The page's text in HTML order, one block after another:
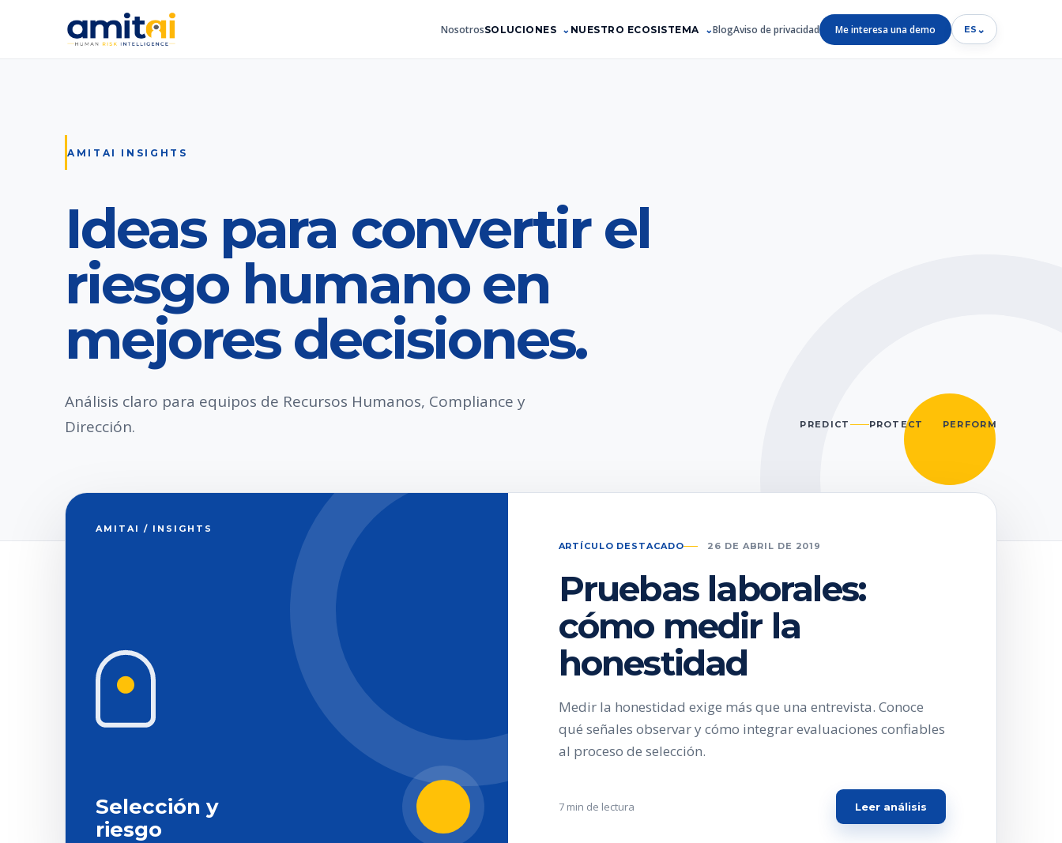
NosotrosSOLUCIONES NUESTRO ECOSISTEMA BlogAviso de privacidad Me interesa una demo ES ⌄
AMITAI INSIGHTS
Ideas para convertir el
riesgo humano en
mejores decisiones.
Análisis claro para equipos de Recursos Humanos, Compliance y
Dirección.
PREDICT PROTECT PERFORM
AMITAI / INSIGHTS
Selección y
riesgo
ARTÍCULO DESTACADO 26 DE ABRIL DE 2019
Pruebas laborales:
cómo medir la
honestidad
Medir la honestidad exige más que una entrevista. Conoce
qué señales observar y cómo integrar evaluaciones confiables
al proceso de selección.
7 min de lectura Leer análisis